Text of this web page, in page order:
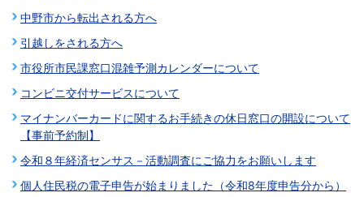
中野市から転出される方へ
引越しをされる方へ
市役所市民課窓口混雑予測カレンダーについて
コンビニ交付サービスについて
マイナンバーカードに関するお手続きの休日窓口の開設について
【事前予約制】
令和８年経済センサス－活動調査にご協力をお願いします
個人住民税の電子申告が始まりました（令和8年度申告分から）